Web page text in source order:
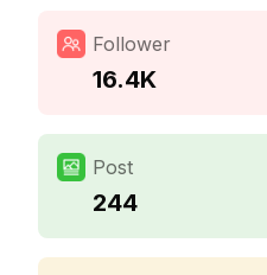
Follower
16.4K
Post
244